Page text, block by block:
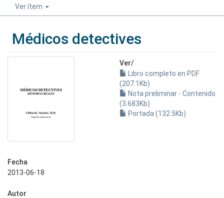
Ver ítem
Médicos detectives
Ver/
Libro completo en PDF
(207.1Kb)
Nota preliminar - Contenido
(3.683Kb)
Portada (132.5Kb)
Fecha
2013-06-18
Autor